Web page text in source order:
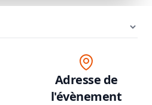
Adresse de
l'évènement